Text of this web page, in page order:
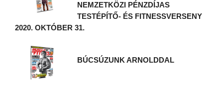
NEMZETKÖZI PÉNZDÍJAS
TESTÉPÍTŐ- ÉS FITNESSVERSENY
2020. OKTÓBER 31.
BÚCSÚZUNK ARNOLDDAL